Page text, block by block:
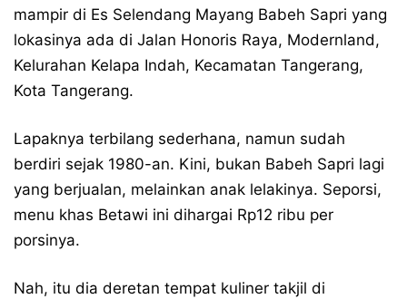
mampir di Es Selendang Mayang Babeh Sapri yang
lokasinya ada di Jalan Honoris Raya, Modernland,
Kelurahan Kelapa Indah, Kecamatan Tangerang,
Kota Tangerang.
Lapaknya terbilang sederhana, namun sudah
berdiri sejak 1980-an. Kini, bukan Babeh Sapri lagi
yang berjualan, melainkan anak lelakinya. Seporsi,
menu khas Betawi ini dihargai Rp12 ribu per
porsinya.
Nah, itu dia deretan tempat kuliner takjil di